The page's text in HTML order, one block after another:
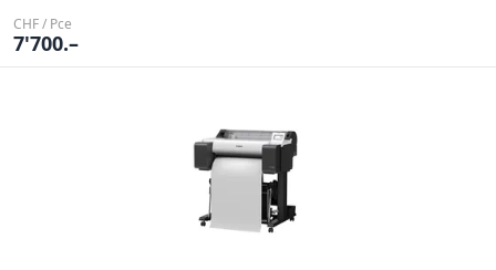
CHF / Pce
7'700.–